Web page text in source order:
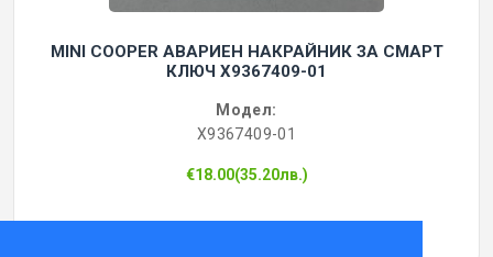
MINI COOPER АВАРИЕН НАКРАЙНИК ЗА СМАРТ
КЛЮЧ X9367409-01
Модел:
X9367409-01
€18.00(35.20лв.)